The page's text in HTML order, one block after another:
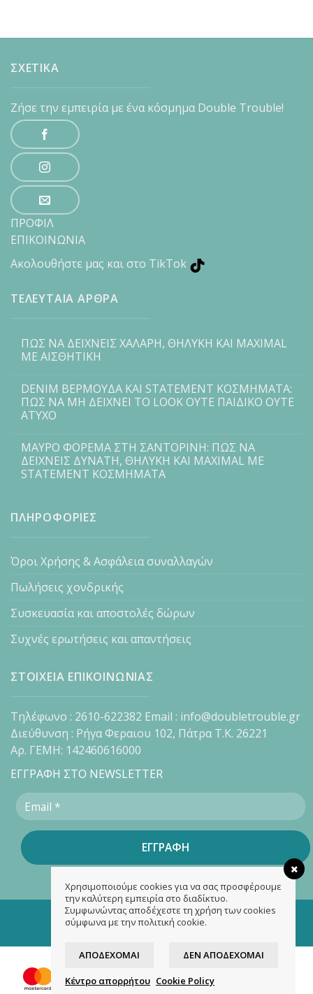
ΣΧΕΤΙΚΑ
Ζήσε την εμπειρία με ένα κόσμημα Double Trouble!
ΠΡΟΦΙΛ
ΕΠΙΚΟΙΝΩΝΙΑ
Ακολουθήστε μας και στο TikTok
ΤΕΛΕΥΤΑΙΑ ΑΡΘΡΑ
ΠΩΣ ΝΑ ΔΕΙΧΝΕΙΣ ΧΑΛΑΡΗ, ΘΗΛΥΚΗ ΚΑΙ MAXIMAL
ΜΕ ΑΙΣΘΗΤΙΚΗ
DENIM ΒΕΡΜΟΥΔΑ ΚΑΙ STATEMENT ΚΟΣΜΗΜΑΤΑ:
ΠΩΣ ΝΑ ΜΗ ΔΕΙΧΝΕΙ ΤΟ LOOK ΟΥΤΕ ΠΑΙΔΙΚΟ ΟΥΤΕ
ΑΤΥΧΟ
ΜΑΥΡΟ ΦΟΡΕΜΑ ΣΤΗ ΣΑΝΤΟΡΙΝΗ: ΠΩΣ ΝΑ
ΔΕΙΧΝΕΙΣ ΔΥΝΑΤΗ, ΘΗΛΥΚΗ ΚΑΙ MAXIMAL ΜΕ
STATEMENT ΚΟΣΜΗΜΑΤΑ
ΠΛΗΡΟΦΟΡΙΕΣ
Όροι Χρήσης & Ασφάλεια συναλλαγών
Πωλήσεις χονδρικής
Συσκευασία και αποστολές δώρων
Συχνές ερωτήσεις και απαντήσεις
ΣΤΟΙΧΕΙΑ ΕΠΙΚΟΙΝΩΝΙΑΣ
Τηλέφωνο : 2610-622382 Email : info@doubletrouble.gr
Διεύθυνση : Ρήγα Φεραιου 102, Πάτρα Τ.Κ. 26221
Αρ. ΓΕΜΗ: 142460616000
ΕΓΓΡΑΦΗ ΣΤΟ NEWSLETTER
Copyright 2026 ©doubletrouble.gr
Designed & developed by
Χρησιμοποιούμε cookies για να σας προσφέρουμε
την καλύτερη εμπειρία στο διαδίκτυο.
Συμφωνώντας αποδέχεστε τη χρήση των cookies
σύμφωνα με την πολιτική cookie.
ΑΠΟΔΈΧΟΜΑΙ ΔΕΝ ΑΠΟΔΈΧΟΜΑΙ
Κέντρο απορρήτου Cookie Policy